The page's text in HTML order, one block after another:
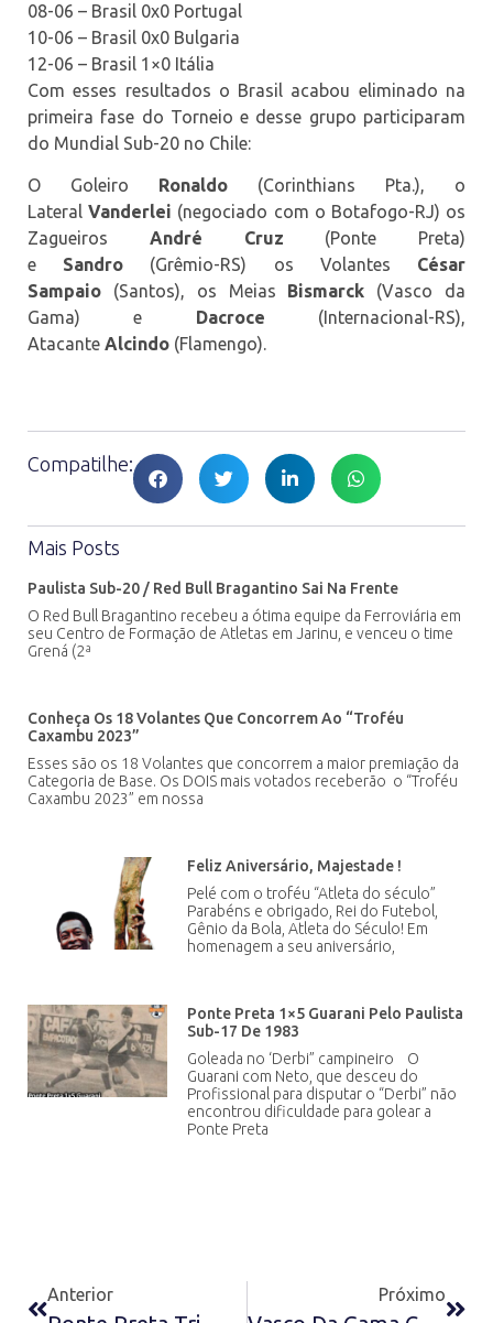
08-06 – Brasil 0x0 Portugal
10-06 – Brasil 0x0 Bulgaria
12-06 – Brasil 1×0 Itália
Com esses resultados o Brasil acabou eliminado na
primeira fase do Torneio e desse grupo participaram
do Mundial Sub-20 no Chile:
O Goleiro Ronaldo (Corinthians Pta.), o
LateralVanderlei (negociado com o Botafogo-RJ) os
Zagueiros André Cruz (Ponte Preta)
e Sandro (Grêmio-RS) os Volantes César
Sampaio (Santos), os Meias Bismarck (Vasco da
Gama) e Dacroce (Internacional-RS),
Atacante Alcindo (Flamengo).
Compatilhe:
Mais Posts
Paulista Sub-20 / Red Bull Bragantino Sai Na Frente
O Red Bull Bragantino recebeu a ótima equipe da Ferroviária em
seu Centro de Formação de Atletas em Jarinu, e venceu o time
Grená (2ª
Conheça Os 18 Volantes Que Concorrem Ao “Troféu
Caxambu 2023”
Esses são os 18 Volantes que concorrem a maior premiação da
Categoria de Base. Os DOIS mais votados receberão o “Troféu
Caxambu 2023” em nossa
Feliz Aniversário, Majestade !
Pelé com o troféu “Atleta do século”
Parabéns e obrigado, Rei do Futebol,
Gênio da Bola, Atleta do Século! Em
homenagem a seu aniversário,
Ponte Preta 1×5 Guarani Pelo Paulista
Sub-17 De 1983
Goleada no ‘Derbi” campineiro O
Guarani com Neto, que desceu do
Profissional para disputar o “Derbi” não
encontrou dificuldade para golear a
Ponte Preta
Anterior Próximo